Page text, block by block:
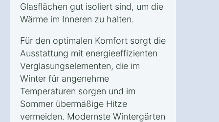
Glasflächen gut isoliert sind, um die
Wärme im Inneren zu halten.
Für den optimalen Komfort sorgt die
Ausstattung mit energieeffizienten
Verglasungselementen, die im
Winter für angenehme
Temperaturen sorgen und im
Sommer übermäßige Hitze
vermeiden. Modernste Wintergärten